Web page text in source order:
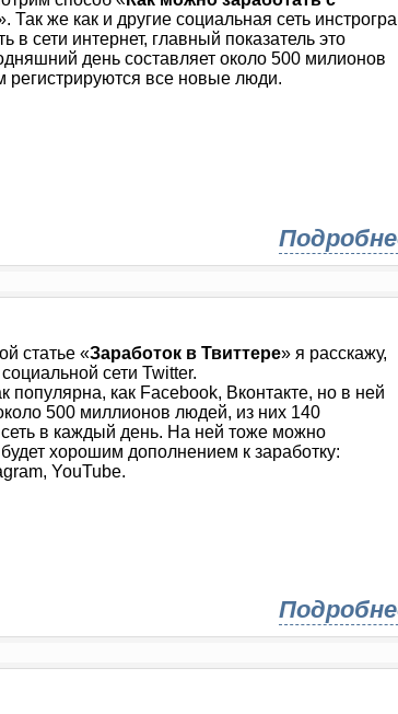
Так же как и другие социальная сеть
в сети интернет, главный показатель это
день составляет около 500 милионов
все новые люди.
статье «Заработок в Твиттере» я расскажу,
сети Twitter.
популярна, как Facebook, Вконтакте, но в ней
500 миллионов людей, из них 140
в каждый день. На ней тоже можно
хорошим дополнением к заработку:
YouTube.